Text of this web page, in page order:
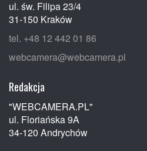
ul. św. Filipa 23/4
31-150 Kraków
tel. +48 12 442 01 86
webcamera@webcamera.pl
Redakcja
"WEBCAMERA.PL"
ul. Floriańska 9A
34-120 Andrychów